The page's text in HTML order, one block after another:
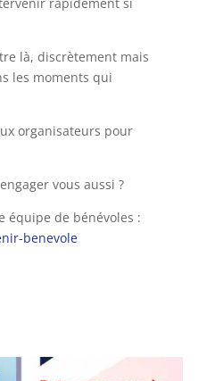
là, discrètement mais
les moments qui
organisateurs pour
vous aussi ?
équipe de bénévoles :
benevole